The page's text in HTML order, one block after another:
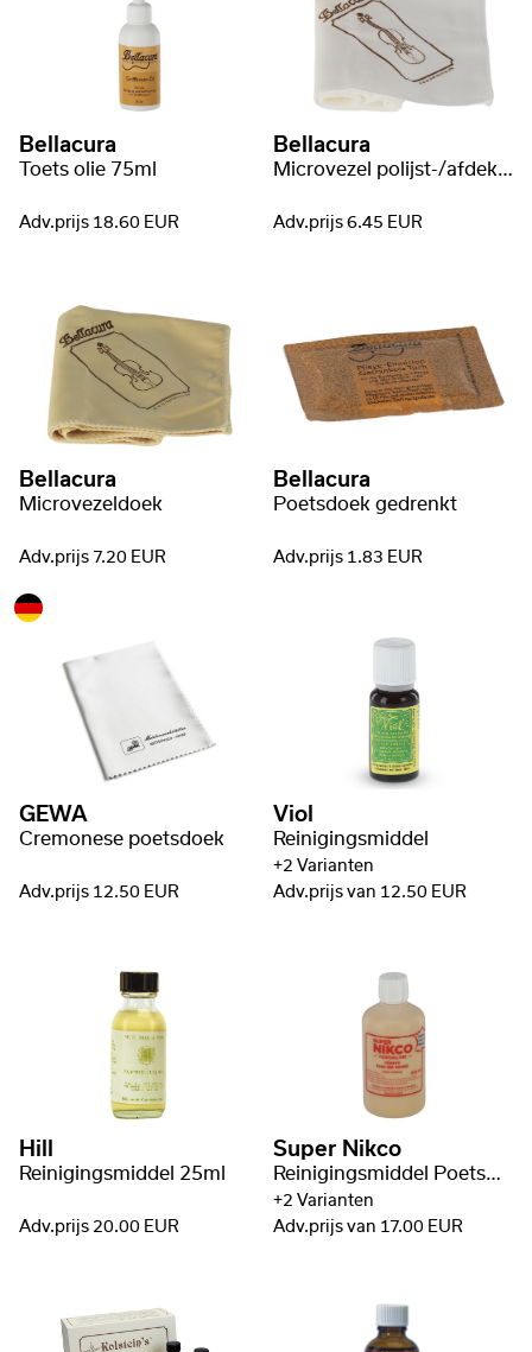
Bellacura
Toets olie 75ml
Adv.prijs 18.60 EUR
Bellacura
Microvezel polijst-/afdekdoek
Adv.prijs 6.45 EUR
Bellacura
Microvezeldoek
Adv.prijs 7.20 EUR
Bellacura
Poetsdoek gedrenkt
Adv.prijs 1.83 EUR
GEWA
Cremonese poetsdoek
Adv.prijs 12.50 EUR
Viol
Reinigingsmiddel
+2 Varianten
Adv.prijs van 12.50 EUR
Hill
Reinigingsmiddel 25ml
Adv.prijs 20.00 EUR
Super Nikco
Reinigingsmiddel Poetsmiddel
+2 Varianten
Adv.prijs van 17.00 EUR